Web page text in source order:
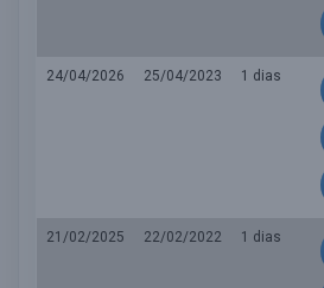
24/04/2026 25/04/2023
1 dias
21/02/2025 22/02/2022
1 dias